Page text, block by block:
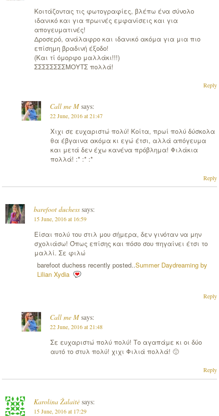
Κοιτάζοντας τις φωτογραφίες, βλέπω ένα σύνολο
ιδανικό και για πρωινές εμφανίσεις και για
απογευματινές!
Δροσερό, ανάλαφρο και ιδανικό ακόμα για μια πιο
επίσημη βραδινή έξοδο!
(Και τί όμορφο μαλλάκι!!!)
ΣΣΣΣΣΣΣΣΜΟΥΤΣ πολλά!
Reply
Call me M says:
22 June, 2016 at 21:47
Χιχι σε ευχαριστώ πολύ! Κοίτα, πρωί πολύ δύσκολα
θα έβγαινα ακόμα κι εγώ έτσι, αλλά απόγευμα
και μετά δεν έχω κανένα πρόβλημα! Φιλάκια
πολλά! :* :* :*
Reply
barefoot duchess says:
15 June, 2016 at 16:59
Είσαι πολύ του στιλ μου σήμερα, δεν γινόταν να μην
σχολιάσω! Όπως επίσης και πόσο σου πηγαίνει έτσι το
μαλλί. Σε φιλώ
barefoot duchess recently posted..Summer Daydreaming by
Lilian Xydia
Reply
Call me M says:
22 June, 2016 at 21:48
Σε ευχαριστώ πολύ πολύ! Το αγαπάμε κι οι δύο
αυτό το στυλ πολύ! χιχι Φιλιά πολλά! 🙂
Reply
Karolina Žalaitė says:
15 June, 2016 at 17:29